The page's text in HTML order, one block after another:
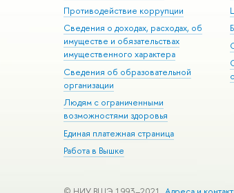
Противодействие коррупции
Сведения о доходах, расходах, об
имуществе и обязательствах
имущественного характера
Сведения об образовательной
организации
Людям с ограниченными
возможностями здоровья
Единая платежная страница
Работа в Вышке